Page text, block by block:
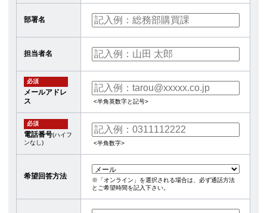
部署名
担当者名
必須
メールアドレ
ス
<半角英数字と記号>
必須
電話番号(ハイフ
ンなし)
<半角数字>
希望回答方法
※「オンライン」を選択される場合は、必ず通話方法
とご希望時間を記入下さい。